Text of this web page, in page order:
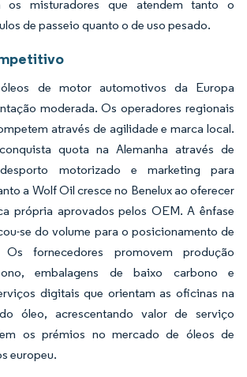
os misturadores que atendem tanto o
de passeio quanto o de uso pesado.
de motor automotivos da Europa
moderada. Os operadores regionais
através de agilidade e marca local.
quota na Alemanha através de
motorizado e marketing para
a Wolf Oil cresce no Benelux ao oferecer
própria aprovados pelos OEM. A ênfase
se do volume para o posicionamento de
Os fornecedores promovem produção
embalagens de baixo carbono e
digitais que orientam as oficinas na
óleo, acrescentando valor de serviço
os prémios no mercado de óleos de
europeu.